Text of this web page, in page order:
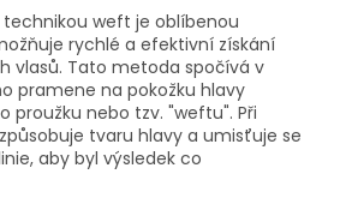
technikou weft je oblíbenou
rychlé a efektivní získání
vlasů. Tato metoda spočívá v
pramene na pokožku hlavy
proužku nebo tzv. "weftu". Při
tvaru hlavy a umisťuje se
aby byl výsledek co